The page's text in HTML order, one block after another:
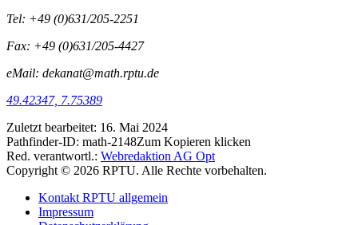
Tel: +49 (0)631/205-2251
Fax: +49 (0)631/205-4427
eMail: dekanat@math.rptu.de
49.42347, 7.75389
Zuletzt bearbeitet: 16. Mai 2024
Pathfinder-ID: math-2148Zum Kopieren klicken
Red. verantwortl.: Webredaktion AG Opt
Copyright © 2026 RPTU. Alle Rechte vorbehalten.
Kontakt RPTU allgemein
Impressum